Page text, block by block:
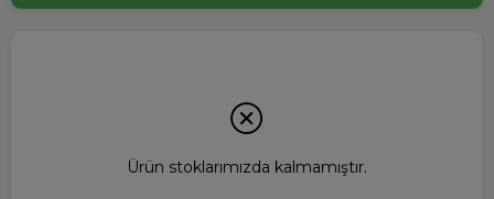
Ürün stoklarımızda kalmamıştır.